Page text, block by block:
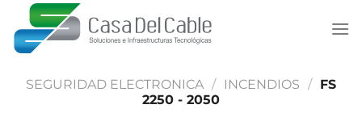
Saltar
contenido
SEGURIDAD ELECTRONICA / INCENDIOS / FS
2250 - 2050